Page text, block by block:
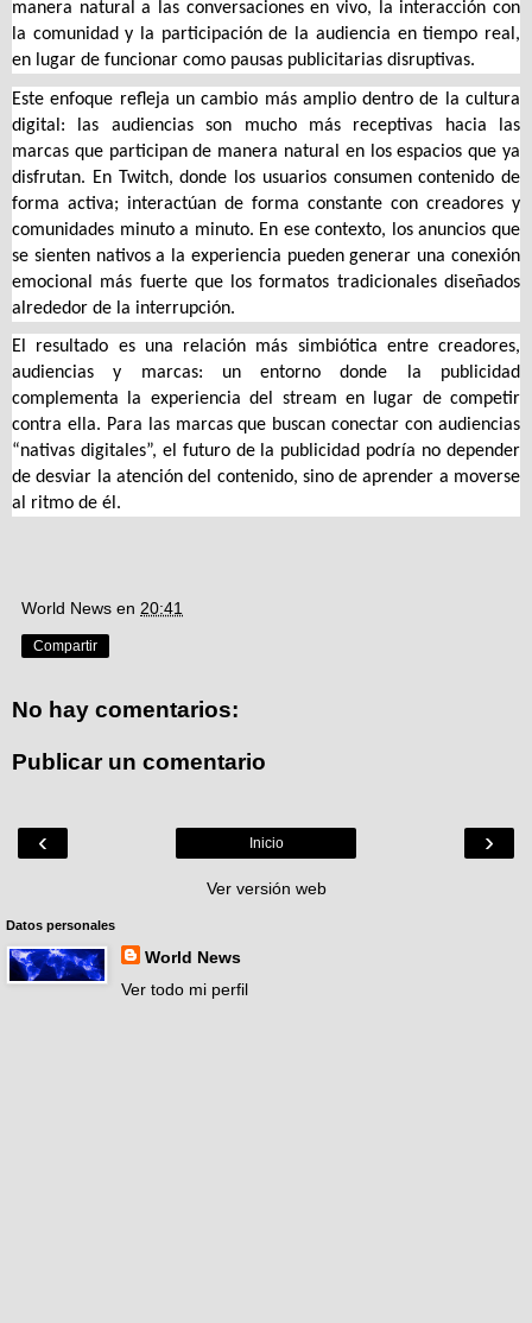
manera natural a las conversaciones en vivo, la interacción con
la comunidad y la participación de la audiencia en tiempo real,
en lugar de funcionar como pausas publicitarias disruptivas.
Este enfoque refleja un cambio más amplio dentro de la cultura
digital: las audiencias son mucho más receptivas hacia las
marcas que participan de manera natural en los espacios que ya
disfrutan. En Twitch, donde los usuarios consumen contenido de
forma activa; interactúan de forma constante con creadores y
comunidades minuto a minuto. En ese contexto, los anuncios que
se sienten nativos a la experiencia pueden generar una conexión
emocional más fuerte que los formatos tradicionales diseñados
alrededor de la interrupción.
El resultado es una relación más simbiótica entre creadores,
audiencias y marcas: un entorno donde la publicidad
complementa la experiencia del stream en lugar de competir
contra ella. Para las marcas que buscan conectar con audiencias
“nativas digitales”, el futuro de la publicidad podría no depender
de desviar la atención del contenido, sino de aprender a moverse
al ritmo de él.
World News en 20:41
Compartir
No hay comentarios:
Publicar un comentario
‹ ›
Inicio
Ver versión web
Datos personales
World News
Ver todo mi perfil